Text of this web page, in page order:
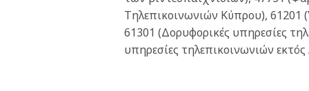
Τηλεπικοινωνιών Κύπρου), 61201
61301 (Δορυφορικές υπηρεσίες
υπηρεσίες τηλεπικοινωνιών